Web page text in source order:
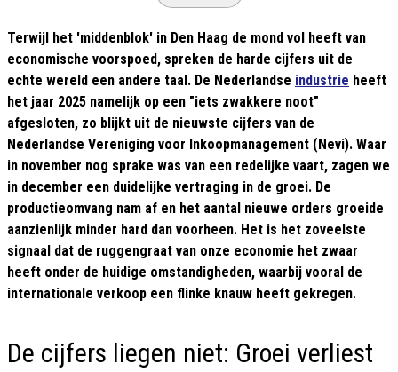
Terwijl het 'middenblok' in Den Haag de mond vol heeft van
economische voorspoed, spreken de harde cijfers uit de
echte wereld een andere taal. De Nederlandse industrie heeft
het jaar 2025 namelijk op een "iets zwakkere noot"
afgesloten, zo blijkt uit de nieuwste cijfers van de
Nederlandse Vereniging voor Inkoopmanagement (Nevi). Waar
in november nog sprake was van een redelijke vaart, zagen we
in december een duidelijke vertraging in de groei. De
productieomvang nam af en het aantal nieuwe orders groeide
aanzienlijk minder hard dan voorheen. Het is het zoveelste
signaal dat de ruggengraat van onze economie het zwaar
heeft onder de huidige omstandigheden, waarbij vooral de
internationale verkoop een flinke knauw heeft gekregen.
De cijfers liegen niet: Groei verliest